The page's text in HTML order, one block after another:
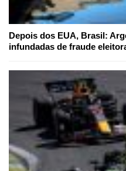
Depois dos EUA, Brasil:
infundadas de fraude